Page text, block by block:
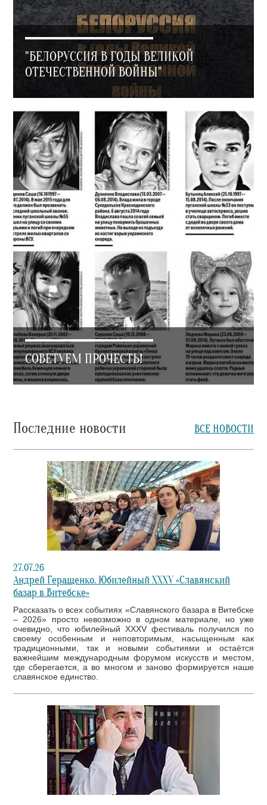
"БЕЛОРУССИЯ В ГОДЫ ВЕЛИКОЙ
ОТЕЧЕСТВЕННОЙ ВОЙНЫ"
СОВЕТУЕМ ПРОЧЕСТЬ!
Последние новости ВСЕ НОВОСТИ
27.07.26
Андрей Геращенко. Юбилейный XXXV «Славянский
базар в Витебске»
Рассказать о всех событиях «Славянского базара в Витебске
– 2026» просто невозможно в одном материале, но уже
очевидно, что юбилейный XXXV фестиваль получился по
своему особенным и неповторимым, насыщенным как
традиционными, так и новыми событиями и остаётся
важнейшим международным форумом искусств и местом,
где сберегается, а во многом и заново формируется наше
славянское единство.